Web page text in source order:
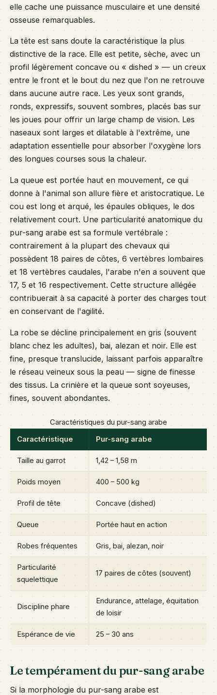
elle cache une puissance musculaire et une densité
osseuse remarquables.
La tête est sans doute la caractéristique la plus
distinctive de la race. Elle est petite, sèche, avec un
profil légèrement concave ou « dished » — un creux
entre le front et le bout du nez que l'on ne retrouve
dans aucune autre race. Les yeux sont grands,
ronds, expressifs, souvent sombres, placés bas sur
les joues pour offrir un large champ de vision. Les
naseaux sont larges et dilatable à l'extrême, une
adaptation essentielle pour absorber l'oxygène lors
des longues courses sous la chaleur.
La queue est portée haut en mouvement, ce qui
donne à l'animal son allure fière et aristocratique. Le
cou est long et arqué, les épaules obliques, le dos
relativement court. Une particularité anatomique du
pur-sang arabe est sa formule vertébrale :
contrairement à la plupart des chevaux qui
possèdent 18 paires de côtes, 6 vertèbres lombaires
et 18 vertèbres caudales, l'arabe n'en a souvent que
17, 5 et 16 respectivement. Cette structure allégée
contribuerait à sa capacité à porter des charges tout
en conservant de l'agilité.
La robe se décline principalement en gris (souvent
blanc chez les adultes), bai, alezan et noir. Elle est
fine, presque translucide, laissant parfois apparaître
le réseau veineux sous la peau — signe de finesse
des tissus. La crinière et la queue sont soyeuses,
fines, souvent abondantes.
Caractéristiques du pur-sang arabe
Caractéristique
Pur-sang arabe
Taille au garrot 1,42 – 1,58 m
Poids moyen 400 – 500 kg
Profil de tête Concave (dished)
Queue Portée haut en action
Robes fréquentes Gris, bai, alezan, noir
Particularité
squelettique
17 paires de côtes (souvent)
Discipline phare
Endurance, attelage, équitation
de loisir
Espérance de vie 25 – 30 ans
Le tempérament du pur-sang arabe
Si la morphologie du pur-sang arabe est